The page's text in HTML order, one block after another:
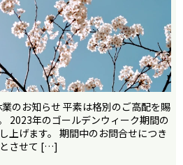
のお知らせ 平素は格別のご高配を賜
2023年のゴールデンウィーク期間の
上げます。 期間中のお問合せにつき
させて […]